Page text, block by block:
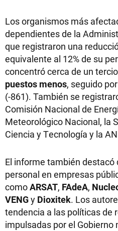
Los organismos más
dependientes de la
que registraron una
equivalente al 12% de su
concentró cerca de un
puestos menos, seguido
(-861). También se
Comisión Nacional de
Meteorológico Nacional, la
Ciencia y Tecnología y la
El informe también destacó
personal en empresas
comoARSAT, FAdeA,
VENGy Dioxitek. Los
tendencia a las políticas de
impulsadas por el Gobierno